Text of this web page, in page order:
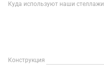
Куда используют наши стеллажи
Конструкция